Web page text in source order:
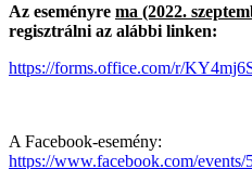
Az eseményre ma (2022.
regisztrálni az alábbi linken:
https://forms.office.com/r/
A Facebook-esemény:
https://www.facebook.com/events/